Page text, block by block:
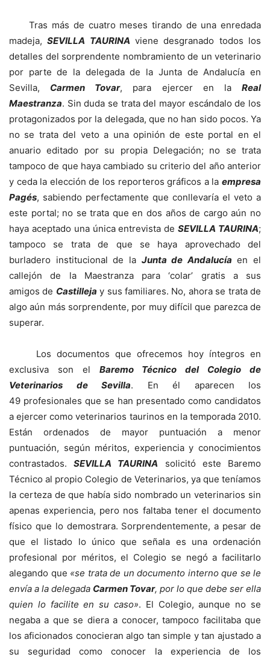
Tras más de cuatro meses tirando de una enredada
madeja,SEVILLA TAURINA viene desgranado todos los
detalles del sorprendente nombramiento de un veterinario
por parte de la delegada de la Junta de Andalucía en
Sevilla, Carmen Tovar, para ejercer en laReal
Maestranza. Sin duda se trata del mayor escándalo de los
protagonizados por la delegada, que no han sido pocos. Ya
no se trata del veto a una opinión de este portal en el
anuario editado por su propia Delegación; no se trata
tampoco de que haya cambiado su criterio del año anterior
y ceda la elección de los reporteros gráficos a la empresa
Pagés, sabiendo perfectamente que conllevaría el veto a
este portal; no se trata que en dos años de cargo aún no
haya aceptado una única entrevista deSEVILLA TAURINA;
tampoco se trata de que se haya aprovechado del
burladero institucional de la Junta de Andalucía en el
callejón de la Maestranza para ‘colar’ gratis a sus
amigos de Castilleja y sus familiares. No, ahora se trata de
algo aún más sorprendente, por muy difícil que parezca de
superar.
Los documentos que ofrecemos hoy íntegros en
exclusiva son el Baremo Técnico del Colegio de
Veterinarios de Sevilla. En él aparecen los
49 profesionales que se han presentado como candidatos
a ejercer como veterinarios taurinos en la temporada 2010.
Están ordenados de mayor puntuación a menor
puntuación, según méritos, experiencia y conocimientos
contrastados.SEVILLA TAURINA solicitó este Baremo
Técnico al propio Colegio de Veterinarios, ya que teníamos
la certeza de que había sido nombrado un veterinarios sin
apenas experiencia, pero nos faltaba tener el documento
físico que lo demostrara. Sorprendentemente, a pesar de
que el listado lo único que señala es una ordenación
profesional por méritos, el Colegio se negó a facilitarlo
alegando que «se trata de un documento interno que se le
envía a la delegada Carmen Tovar, por lo que debe ser ella
quien lo facilite en su caso». El Colegio, aunque no se
negaba a que se diera a conocer, tampoco facilitaba que
los aficionados conocieran algo tan simple y tan ajustado a
su seguridad como conocer la experiencia de los